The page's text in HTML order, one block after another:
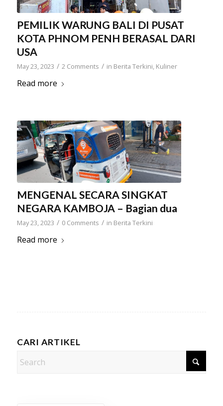
PEMILIK WARUNG BALI DI PUSAT
KOTA PHNOM PENH BERASAL DARI
USA
May 23, 2023 / 2 Comments / in Berita Terkini, Kuliner
Read more
MENGENAL SECARA SINGKAT
NEGARA KAMBOJA – Bagian dua
May 23, 2023 / 0 Comments / in Berita Terkini
Read more
CARI ARTIKEL